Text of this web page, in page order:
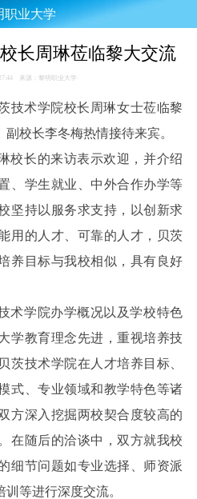
职业大学
长周琳莅临黎大交流
来源：黎明职业大学
技术学院校长周琳女士莅临黎
校长李冬梅热情接待来宾。
校长的来访表示欢迎，并介绍
、学生就业、中外合作办学等
坚持以服务求支持，以创新求
用的人才、可靠的人才，贝茨
养目标与我校相似，具有良好
术学院办学概况以及学校特色
学教育理念先进，重视培养技
茨技术学院在人才培养目标、
式、专业领域和教学特色等诸
方深入挖掘两校契合度较高的
在随后的洽谈中，双方就我校
细节问题如专业选择、师资派
等进行深度交流。